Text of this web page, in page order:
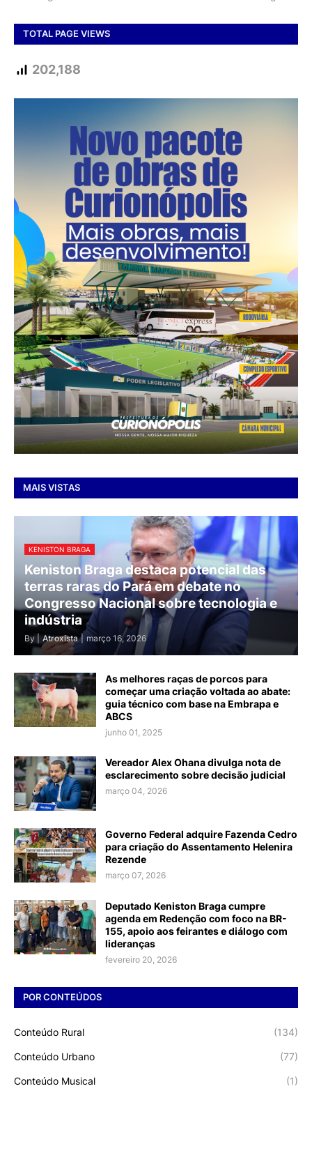
TOTAL PAGE VIEWS
202,188
MAIS VISTAS
KENISTON BRAGA
Keniston Braga destaca potencial das
terras raras do Pará em debate no
Congresso Nacional sobre tecnologia e
indústria
By | Atroxista | março 16, 2026
As melhores raças de porcos para
começar uma criação voltada ao abate:
guia técnico com base na Embrapa e
ABCS
junho 01, 2025
Vereador Alex Ohana divulga nota de
esclarecimento sobre decisão judicial
março 04, 2026
Governo Federal adquire Fazenda Cedro
para criação do Assentamento Helenira
Rezende
março 07, 2026
Deputado Keniston Braga cumpre
agenda em Redenção com foco na BR-
155, apoio aos feirantes e diálogo com
lideranças
fevereiro 20, 2026
POR CONTEÚDOS
Conteúdo Rural (134)
Conteúdo Urbano (77)
Conteúdo Musical (1)